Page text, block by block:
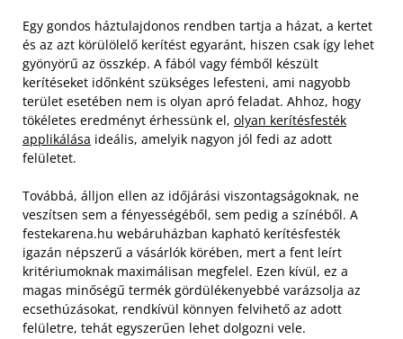
Egy gondos háztulajdonos rendben tartja a házat, a kertet
és az azt körülölelő kerítést egyaránt, hiszen csak így lehet
gyönyörű az összkép. A fából vagy fémből készült
kerítéseket időnként szükséges lefesteni, ami nagyobb
terület esetében nem is olyan apró feladat. Ahhoz, hogy
tökéletes eredményt érhessünk el, olyan kerítésfesték
applikálása ideális, amelyik nagyon jól fedi az adott
felületet.
Továbbá, álljon ellen az időjárási viszontagságoknak, ne
veszítsen sem a fényességéből, sem pedig a színéből. A
festekarena.hu webáruházban kapható kerítésfesték
igazán népszerű a vásárlók körében, mert a fent leírt
kritériumoknak maximálisan megfelel. Ezen kívül, ez a
magas minőségű termék gördülékenyebbé varázsolja az
ecsethúzásokat, rendkívül könnyen felvihető az adott
felületre, tehát egyszerűen lehet dolgozni vele.